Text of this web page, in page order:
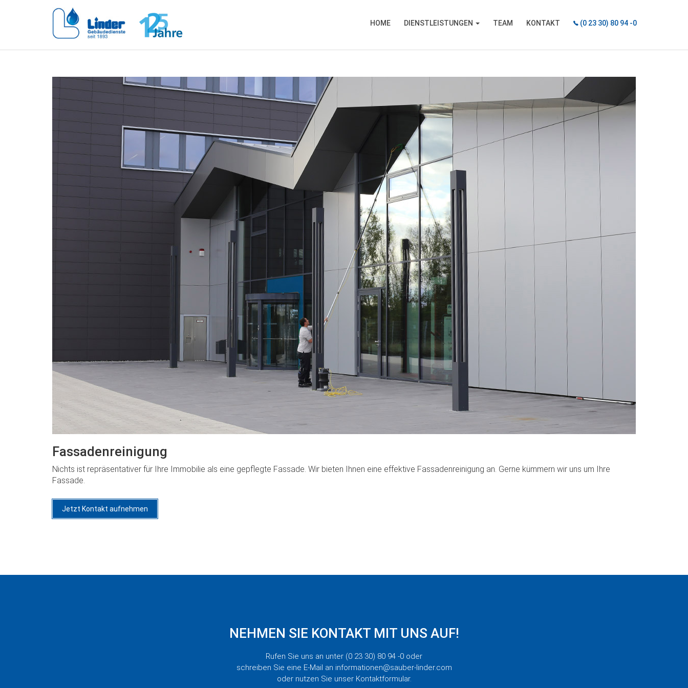
HOME DIENSTLEISTUNGEN TEAM KONTAKT (0 23 30) 80 94 -0
Fassadenreinigung
Nichts ist repräsentativer für Ihre Immobilie als eine gepflegte Fassade. Wir bieten Ihnen eine effektive Fassadenreinigung an. Gerne kümmern wir uns um Ihre
Fassade.
Jetzt Kontakt aufnehmen
NEHMEN SIE KONTAKT MIT UNS AUF!
Rufen Sie uns an unter (0 23 30) 80 94 -0 oder
schreiben Sie eine E-Mail an informationen@sauber-linder.com
oder nutzen Sie unser Kontaktformular.